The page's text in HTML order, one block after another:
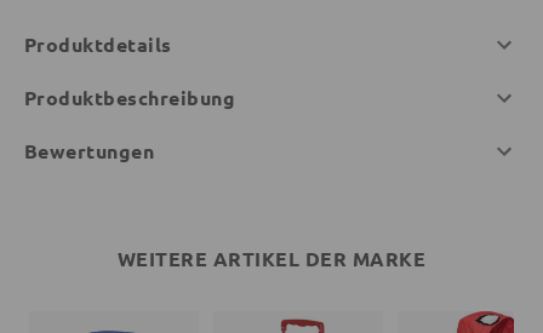
Produktdetails
Produktbeschreibung
Bewertungen
WEITERE ARTIKEL DER MARKE